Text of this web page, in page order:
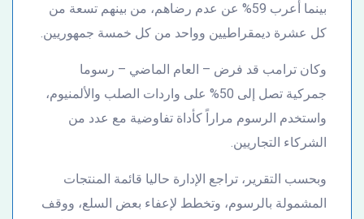
بينما أعرب 59% عن عدم رضاهم، من بينهم تسعة من
كل عشرة ديمقراطيين وواحد من كل خمسة جمهوريين.
وكان ترامب قد فرض – العام الماضي – رسوما
جمركية تصل إلى 50% على واردات الصلب والألمنيوم،
واستخدم الرسوم مراراً كأداة تفاوضية مع عدد من
الشركاء التجاريين.
وبحسب التقرير، تراجع الإدارة حاليا قائمة المنتجات
المشمولة بالرسوم، وتخطط لإعفاء بعض السلع، ووقف